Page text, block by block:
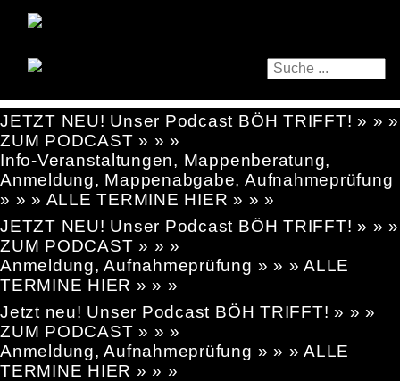
JETZT NEU! Unser Podcast BÖH TRIFFT! » » »
ZUM PODCAST » » »
Info-Veranstaltungen, Mappenberatung,
Anmeldung, Mappenabgabe, Aufnahmeprüfung
» » » ALLE TERMINE HIER » » »
JETZT NEU! Unser Podcast BÖH TRIFFT! » » »
ZUM PODCAST » » »
Anmeldung, Aufnahmeprüfung » » » ALLE
TERMINE HIER » » »
Jetzt neu! Unser Podcast BÖH TRIFFT! » » »
ZUM PODCAST » » »
Anmeldung, Aufnahmeprüfung » » » ALLE
TERMINE HIER » » »